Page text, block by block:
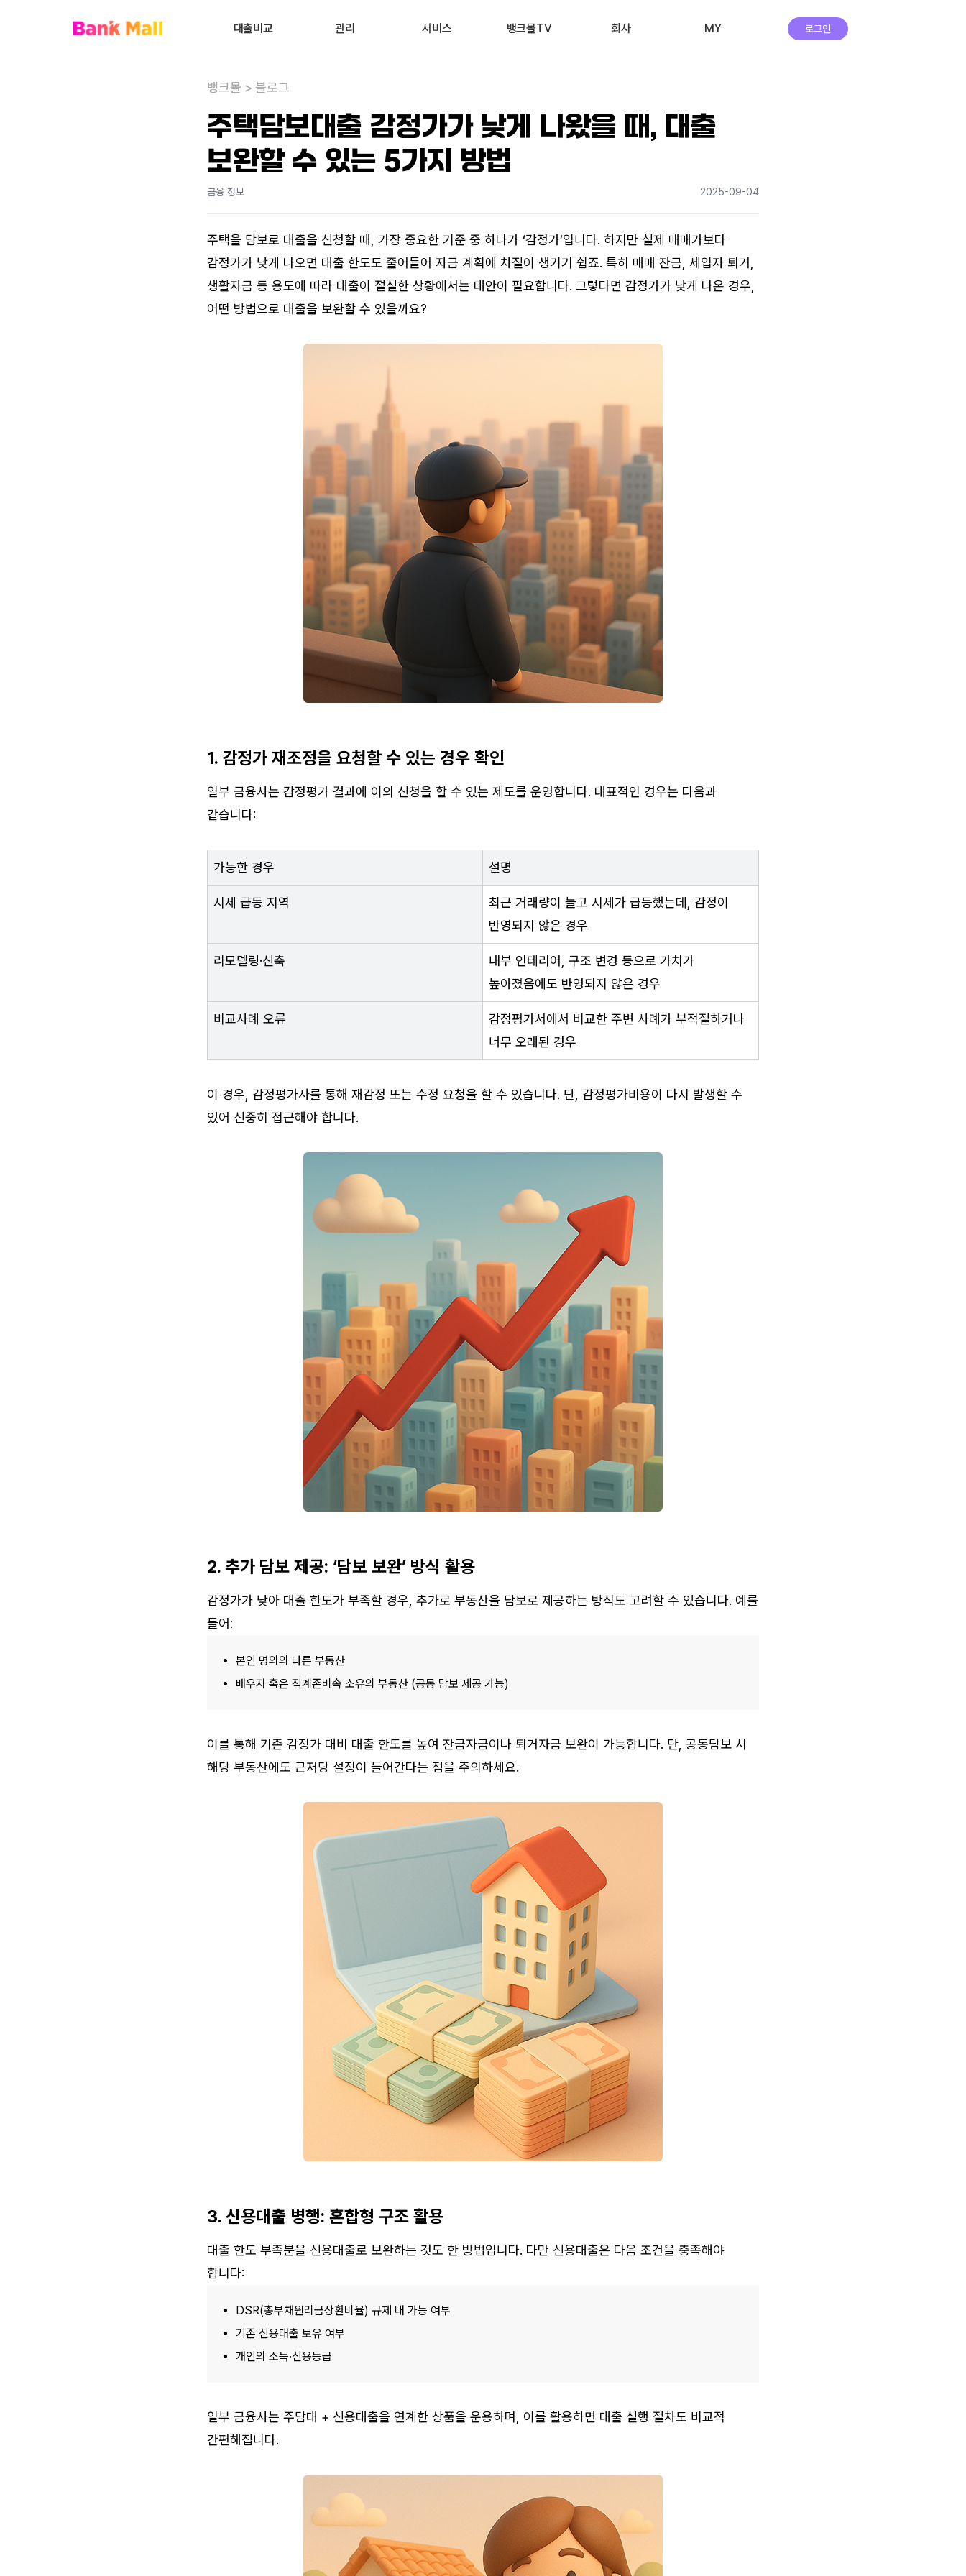
대출비교 관리 서비스 뱅크몰TV 회사 MY
대출상담사 찾기
사업자대출
전세대출
신용대출
개인회생자대출
내 대출 관리
내 부동산 관리
투자 상품비교 고객 후기 자주하는 질문
실시간 상담
로그인
뱅크몰 > 블로그
주택담보대출 감정가가 낮게 나왔을 때, 대출
보완할 수 있는 5가지 방법
금융 정보 2025-09-04
주택을 담보로 대출을 신청할 때, 가장 중요한 기준 중 하나가 ‘감정가’입니다. 하지만 실제 매매가보다
감정가가 낮게 나오면 대출 한도도 줄어들어 자금 계획에 차질이 생기기 쉽죠. 특히 매매 잔금, 세입자 퇴거,
생활자금 등 용도에 따라 대출이 절실한 상황에서는 대안이 필요합니다. 그렇다면 감정가가 낮게 나온 경우,
어떤 방법으로 대출을 보완할 수 있을까요?
1. 감정가 재조정을 요청할 수 있는 경우 확인
일부 금융사는 감정평가 결과에 이의 신청을 할 수 있는 제도를 운영합니다. 대표적인 경우는 다음과
같습니다:
가능한 경우 설명
시세 급등 지역
최근 거래량이 늘고 시세가 급등했는데, 감정이
반영되지 않은 경우
리모델링·신축
내부 인테리어, 구조 변경 등으로 가치가
높아졌음에도 반영되지 않은 경우
비교사례 오류
감정평가서에서 비교한 주변 사례가 부적절하거나
너무 오래된 경우
이 경우, 감정평가사를 통해 재감정 또는 수정 요청을 할 수 있습니다. 단, 감정평가비용이 다시 발생할 수
있어 신중히 접근해야 합니다.
2. 추가 담보 제공: ‘담보 보완’ 방식 활용
감정가가 낮아 대출 한도가 부족할 경우, 추가로 부동산을 담보로 제공하는 방식도 고려할 수 있습니다. 예를
들어:
본인 명의의 다른 부동산
배우자 혹은 직계존비속 소유의 부동산 (공동 담보 제공 가능)
이를 통해 기존 감정가 대비 대출 한도를 높여 잔금자금이나 퇴거자금 보완이 가능합니다. 단, 공동담보 시
해당 부동산에도 근저당 설정이 들어간다는 점을 주의하세요.
3. 신용대출 병행: 혼합형 구조 활용
대출 한도 부족분을 신용대출로 보완하는 것도 한 방법입니다. 다만 신용대출은 다음 조건을 충족해야
합니다:
DSR(총부채원리금상환비율) 규제 내 가능 여부
기존 신용대출 보유 여부
개인의 소득·신용등급
일부 금융사는 주담대 + 신용대출을 연계한 상품을 운용하며, 이를 활용하면 대출 실행 절차도 비교적
간편해집니다.